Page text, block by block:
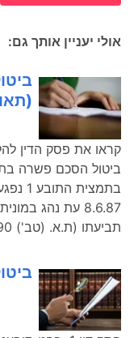
אולי יעניין אותך גם:
קראו את פסק הדין
תביעתו (ת.א. (טב') 526/90) כנגד הנתבעת